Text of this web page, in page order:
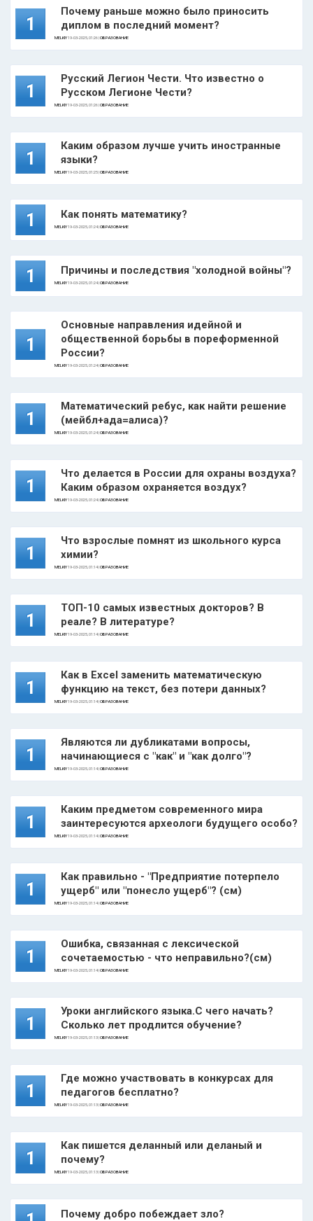
1
Почему раньше можно было приносить
диплом в последний момент?
MELKIY19-03-2025, 01:26 |ОБРАЗОВАНИЕ
1
Русский Легион Чести. Что известно о
Русском Легионе Чести?
MELKIY19-03-2025, 01:26 |ОБРАЗОВАНИЕ
1
Каким образом лучше учить иностранные
языки?
MELKIY19-03-2025, 01:25 |ОБРАЗОВАНИЕ
1 Как понять математику?
MELKIY19-03-2025, 01:24 |ОБРАЗОВАНИЕ
1 Причины и последствия "холодной войны"?
MELKIY19-03-2025, 01:24 |ОБРАЗОВАНИЕ
1
Основные направления идейной и
общественной борьбы в пореформенной
России?
MELKIY19-03-2025, 01:24 |ОБРАЗОВАНИЕ
1
Математический ребус, как найти решение
(мейбл+ада=алиса)?
MELKIY19-03-2025, 01:24 |ОБРАЗОВАНИЕ
1
Что делается в России для охраны воздуха?
Каким образом охраняется воздух?
MELKIY19-03-2025, 01:24 |ОБРАЗОВАНИЕ
1
Что взрослые помнят из школьного курса
химии?
MELKIY19-03-2025, 01:14 |ОБРАЗОВАНИЕ
1
ТОП-10 самых известных докторов? В
реале? В литературе?
MELKIY19-03-2025, 01:14 |ОБРАЗОВАНИЕ
1
Как в Excel заменить математическую
функцию на текст, без потери данных?
MELKIY19-03-2025, 01:14 |ОБРАЗОВАНИЕ
1
Являются ли дубликатами вопросы,
начинающиеся с "как" и "как долго"?
MELKIY19-03-2025, 01:14 |ОБРАЗОВАНИЕ
1
Каким предметом современного мира
заинтересуются археологи будущего особо?
MELKIY19-03-2025, 01:14 |ОБРАЗОВАНИЕ
1
Как правильно - "Предприятие потерпело
ущерб" или "понесло ущерб"? (см)
MELKIY19-03-2025, 01:14 |ОБРАЗОВАНИЕ
1
Ошибка, связанная с лексической
сочетаемостью - что неправильно?(см)
MELKIY19-03-2025, 01:14 |ОБРАЗОВАНИЕ
1
Уроки английского языка.С чего начать?
Сколько лет продлится обучение?
MELKIY19-03-2025, 01:13 |ОБРАЗОВАНИЕ
1
Где можно участвовать в конкурсах для
педагогов бесплатно?
MELKIY19-03-2025, 01:13 |ОБРАЗОВАНИЕ
1
Как пишется деланный или деланый и
почему?
MELKIY19-03-2025, 01:13 |ОБРАЗОВАНИЕ
Почему добро побеждает зло?